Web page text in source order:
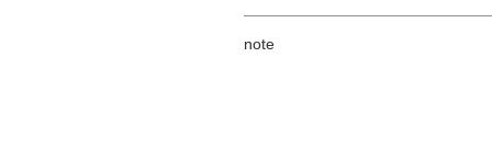
両手で包み込めるボウルです。
note